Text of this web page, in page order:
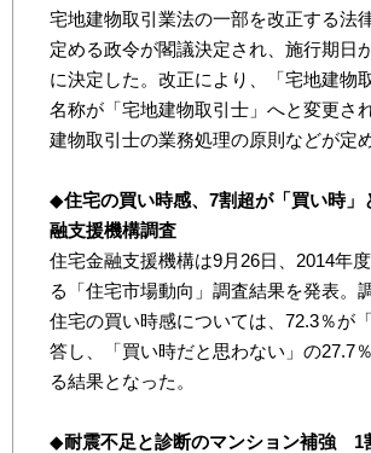
宅地建物取引業法の一部を改正する法
定める政令が閣議決定され、施行期日
に決定した。改正により、「宅地建物
名称が「宅地建物取引士」へと変更さ
建物取引士の業務処理の原則などが定
◆住宅の買い時感、7割超が「買い時
融支援機構調査
住宅金融支援機構は9月26日、2014年
る「住宅市場動向」調査結果を発表。
住宅の買い時感については、72.3％が
答し、「買い時だと思わない」の27.7
る結果となった。
◆耐震不足と診断のマンション補強 1